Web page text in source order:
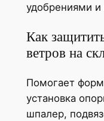
удобрениями и
Как
ветров на
Помогает
установка
шпалер,